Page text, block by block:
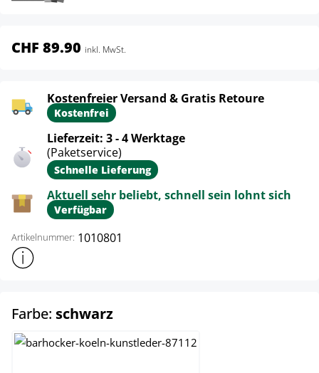
CHF 89.90 inkl. MwSt.
Kostenfreier Versand & Gratis Retoure
Kostenfrei
Lieferzeit: 3 - 4 Werktage
(Paketservice)
Schnelle Lieferung
Aktuell sehr beliebt, schnell sein lohnt sich
Verfügbar
Artikelnummer: 1010801
Weitere Produktinformationen anzeigen
Farbe: schwarzauswählen